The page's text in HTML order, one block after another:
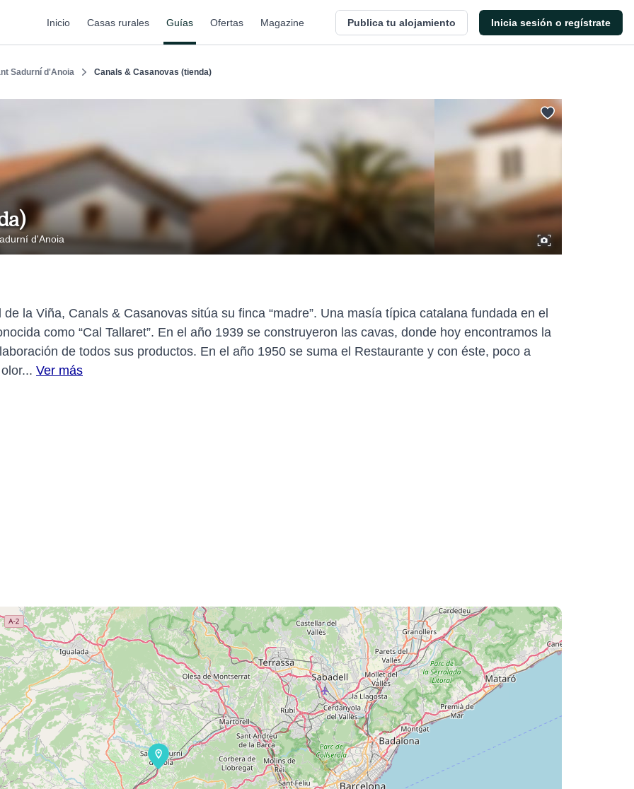
Inicio Casas rurales Guías Ofertas Magazine Publica tu alojamiento Inicia sesión o regístrate
Sadurní d'Anoia Canals & Casanovas (tienda)
d'Anoia
la Viña, Canals & Casanovas sitúa su finca “madre”. Una masía típica catalana fundada en el
como “Cal Tallaret”. En el año 1939 se construyeron las cavas, donde hoy encontramos la
de todos sus productos. En el año 1950 se suma el Restaurante y con éste, poco a
Ver más